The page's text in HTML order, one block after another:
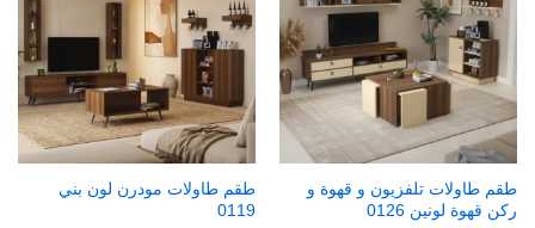
طقم طاولات تلفزيون و قهوة و
ركن قهوة لونين 0126
طقم طاولات مودرن لون بني
0119